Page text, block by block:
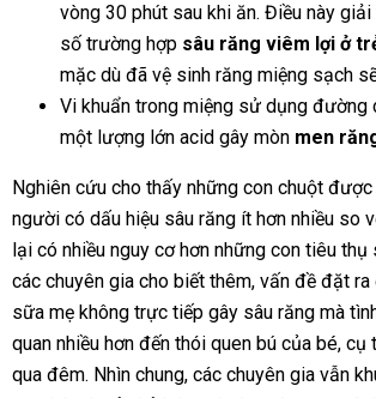
vòng 30 phút sau khi ăn. Điều này
số trường hợp sâu răng viêm lợi ở
mặc dù đã vệ sinh răng miệng sạch
Vi khuẩn trong miệng sử dụng đường
một lượng lớn acid gây mòn men
Nghiên cứu cho thấy những con chuột
người có dấu hiệu sâu răng ít hơn nhiều so
lại có nhiều nguy cơ hơn những con tiêu thụ
các chuyên gia cho biết thêm, vấn đề đặt
sữa mẹ không trực tiếp gây sâu răng mà
quan nhiều hơn đến thói quen bú của bé, cụ
qua đêm. Nhìn chung, các chuyên gia vẫn